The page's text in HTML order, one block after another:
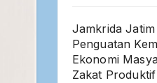
Jamkrida
Penguatan
Ekonomi
Zakat Produktif